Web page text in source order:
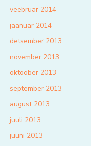
veebruar 2014
jaanuar 2014
detsember 2013
november 2013
oktoober 2013
september 2013
august 2013
juuli 2013
juuni 2013